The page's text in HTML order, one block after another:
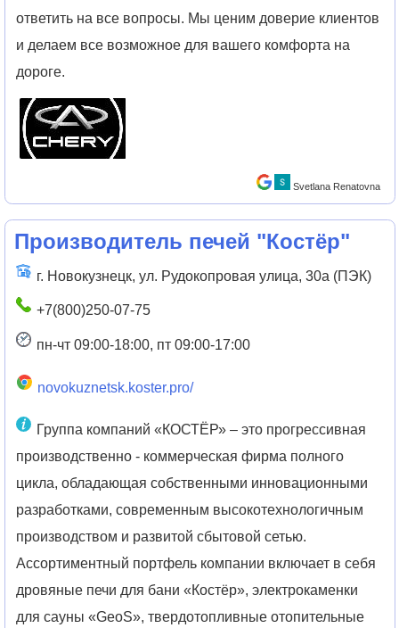
ответить на все вопросы. Мы ценим доверие клиентов
и делаем все возможное для вашего комфорта на
дороге.
Svetlana Renatovna
Производитель печей "​Костёр"
г. Новокузнецк, ул. Рудокопровая улица, 30а (ПЭК)
+7(800)250-07-75
пн-чт 09:00-18:00, пт 09:00-17:00
novokuznetsk.koster.pro/
Группа компаний «КОСТЁР» – это прогрессивная
производственно - коммерческая фирма полного
цикла, обладающая собственными инновационными
разработками, современным высокотехнологичным
производством и развитой сбытовой сетью.
Ассортиментный портфель компании включает в себя
дровяные печи для бани «Костёр», электрокаменки
для сауны «GeoS», твердотопливные отопительные